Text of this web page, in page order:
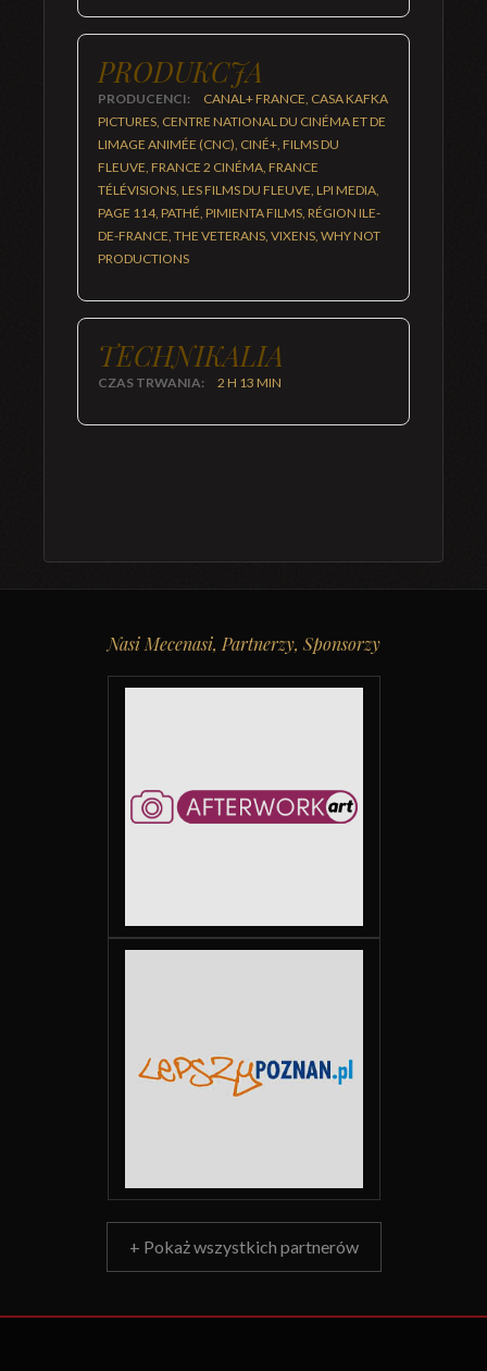
PRODUKCJA
PRODUCENCI:
CANAL+ FRANCE, CASA KAFKA
PICTURES, CENTRE NATIONAL DU CINÉMA ET DE
LIMAGE ANIMÉE (CNC), CINÉ+, FILMS DU
FLEUVE, FRANCE 2 CINÉMA, FRANCE
TÉLÉVISIONS, LES FILMS DU FLEUVE, LPI MEDIA,
PAGE 114, PATHÉ, PIMIENTA FILMS, RÉGION ILE-
DE-FRANCE, THE VETERANS, VIXENS, WHY NOT
PRODUCTIONS
TECHNIKALIA
CZAS TRWANIA: 2 H 13 MIN
Nasi Mecenasi, Partnerzy, Sponsorzy
+ Pokaż wszystkich partnerów